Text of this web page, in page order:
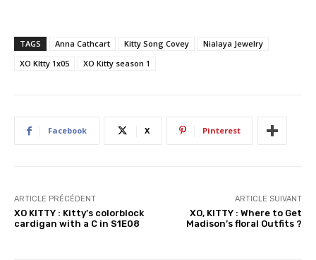
r
g
e
t
TAGS Anna Cathcart Kitty Song Covey
Nialaya Jewelry
XO KItty 1x05
XO Kitty season 1
Facebook X Pinterest
ARTICLE PRÉCÉDENT
XO KITTY : Kitty’s colorblock
cardigan with a C in S1E08
ARTICLE SUIVANT
XO, KITTY : Where to Get
Madison’s floral Outfits ?